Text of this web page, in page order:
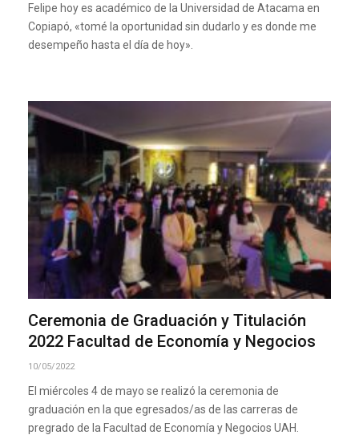
Felipe hoy es académico de la Universidad de Atacama en
Copiapó, «tomé la oportunidad sin dudarlo y es donde me
desempeño hasta el día de hoy».
Ceremonia de Graduación y Titulación
2022 Facultad de Economía y Negocios
10/05/2022
El miércoles 4 de mayo se realizó la ceremonia de
graduación en la que egresados/as de las carreras de
pregrado de la Facultad de Economía y Negocios UAH.